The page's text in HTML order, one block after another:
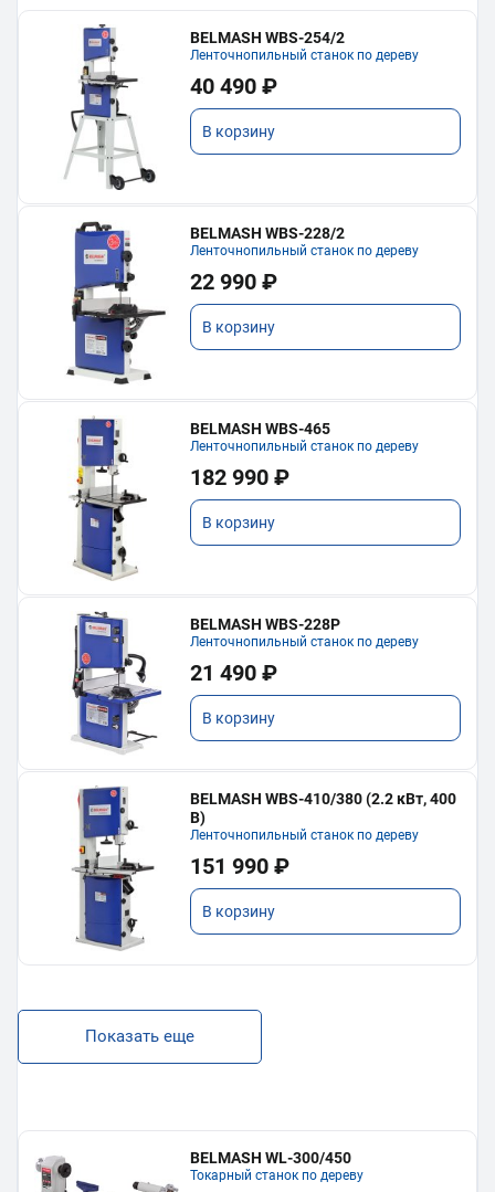
BELMASH WBS-254/2
Ленточнопильный станок по дереву
40 490 ₽
В корзину
BELMASH WBS-228/2
Ленточнопильный станок по дереву
22 990 ₽
В корзину
BELMASH WBS-465
Ленточнопильный станок по дереву
182 990 ₽
В корзину
BELMASH WBS-228P
Ленточнопильный станок по дереву
21 490 ₽
В корзину
BELMASH WBS-410/380 (2.2 кВт, 400
В)
Ленточнопильный станок по дереву
151 990 ₽
В корзину
Показать еще
BELMASH WL-300/450
Токарный станок по дереву